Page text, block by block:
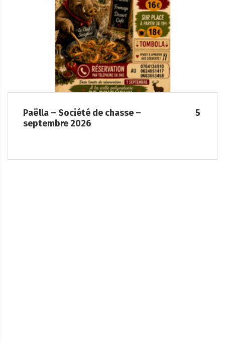
Soirée Folklorique – Brigueuil – Samedi 08
aout
de 20h, place de la […]